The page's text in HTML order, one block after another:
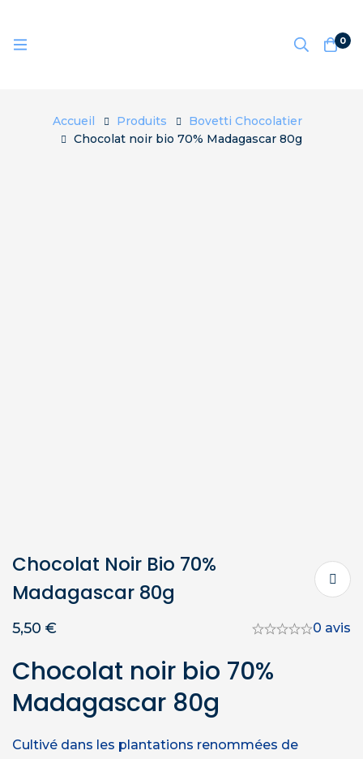
0
Accueil Produits
Bovetti Chocolatier
Chocolat noir bio 70% Madagascar 80g
Chocolat Noir Bio 70%
Madagascar 80g
5,50 € 0 avis
Chocolat noir bio 70%
Madagascar 80g
Cultivé dans les plantations renommées de